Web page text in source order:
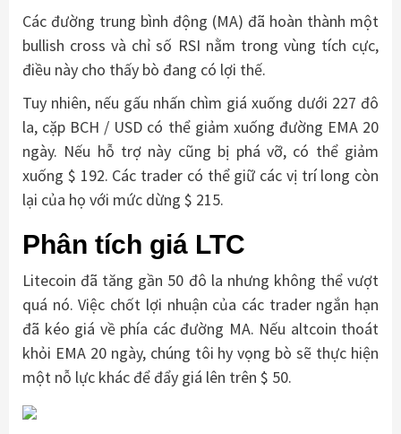
Các đường trung bình động (MA) đã hoàn thành một
bullish cross và chỉ số RSI nằm trong vùng tích cực,
điều này cho thấy bò đang có lợi thế.
Tuy nhiên, nếu gấu nhấn chìm giá xuống dưới 227 đô
la, cặp BCH / USD có thể giảm xuống đường EMA 20
ngày. Nếu hỗ trợ này cũng bị phá vỡ, có thể giảm
xuống $ 192. Các trader có thể giữ các vị trí long còn
lại của họ với mức dừng $ 215.
Phân tích giá LTC
Litecoin đã tăng gần 50 đô la nhưng không thể vượt
quá nó. Việc chốt lợi nhuận của các trader ngắn hạn
đã kéo giá về phía các đường MA. Nếu altcoin thoát
khỏi EMA 20 ngày, chúng tôi hy vọng bò sẽ thực hiện
một nỗ lực khác để đẩy giá lên trên $ 50.